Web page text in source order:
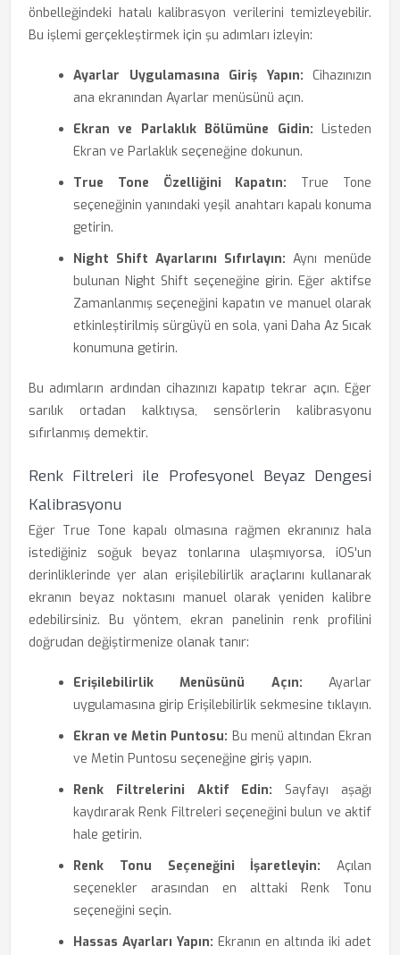
önbelleğindeki hatalı kalibrasyon verilerini temizleyebilir.
Bu işlemi gerçekleştirmek için şu adımları izleyin:
Ayarlar Uygulamasına Giriş Yapın: Cihazınızın
ana ekranından Ayarlar menüsünü açın.
Ekran ve Parlaklık Bölümüne Gidin: Listeden
Ekran ve Parlaklık seçeneğine dokunun.
True Tone Özelliğini Kapatın: True Tone
seçeneğinin yanındaki yeşil anahtarı kapalı konuma
getirin.
Night Shift Ayarlarını Sıfırlayın: Aynı menüde
bulunan Night Shift seçeneğine girin. Eğer aktifse
Zamanlanmış seçeneğini kapatın ve manuel olarak
etkinleştirilmiş sürgüyü en sola, yani Daha Az Sıcak
konumuna getirin.
Bu adımların ardından cihazınızı kapatıp tekrar açın. Eğer
sarılık ortadan kalktıysa, sensörlerin kalibrasyonu
sıfırlanmış demektir.
Renk Filtreleri ile Profesyonel Beyaz Dengesi
Kalibrasyonu
Eğer True Tone kapalı olmasına rağmen ekranınız hala
istediğiniz soğuk beyaz tonlarına ulaşmıyorsa, iOS'un
derinliklerinde yer alan erişilebilirlik araçlarını kullanarak
ekranın beyaz noktasını manuel olarak yeniden kalibre
edebilirsiniz. Bu yöntem, ekran panelinin renk profilini
doğrudan değiştirmenize olanak tanır:
Erişilebilirlik Menüsünü Açın: Ayarlar
uygulamasına girip Erişilebilirlik sekmesine tıklayın.
Ekran ve Metin Puntosu: Bu menü altından Ekran
ve Metin Puntosu seçeneğine giriş yapın.
Renk Filtrelerini Aktif Edin: Sayfayı aşağı
kaydırarak Renk Filtreleri seçeneğini bulun ve aktif
hale getirin.
Renk Tonu Seçeneğini İşaretleyin: Açılan
seçenekler arasından en alttaki Renk Tonu
seçeneğini seçin.
Hassas Ayarları Yapın: Ekranın en altında iki adet